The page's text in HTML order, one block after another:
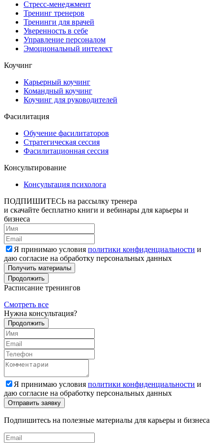
Стресс-менеджмент
Тренинг тренеров
Тренинги для врачей
Уверенность в себе
Управление персоналом
Эмоциональный интелект
Коучинг
Карьерный коучинг
Командный коучинг
Коучинг для руководителей
Фасилитация
Обучение фасилитаторов
Стратегическая сессия
Фасилитационная сессия
Консультирование
Консультация психолога
ПОДПИШИТЕСЬ на рассылку тренера
и скачайте бесплатно книги и вебинары для карьеры и
бизнеса
Я принимаю условия политики конфиденциальности и
даю согласие на обработку персональных данных
Получить материалы
Продолжить
Расписание тренингов
Смотреть все
Нужна консультация?
Продолжить
Я принимаю условия политики конфиденциальности и
даю согласие на обработку персональных данных
Подпишитесь на полезные материалы для карьеры и бизнеса